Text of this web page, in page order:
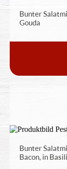
Bunter
Gouda
Bunter
Bacon, in